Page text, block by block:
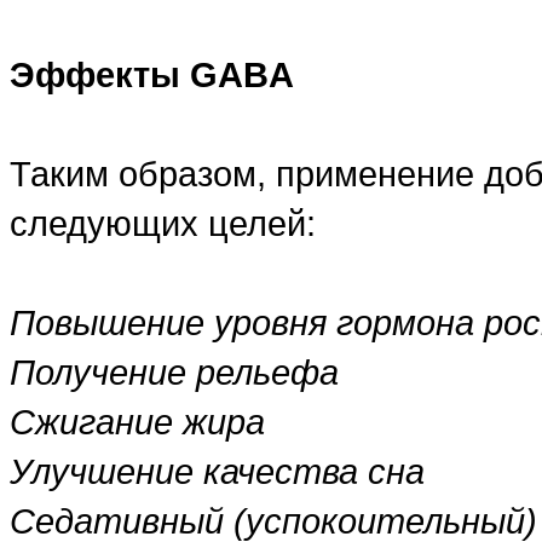
Эффекты GABA
Таким образом, применение
следующих целей:
Повышение уровня гормона
Получение рельефа
Сжигание жира
Улучшение качества сна
Седативный